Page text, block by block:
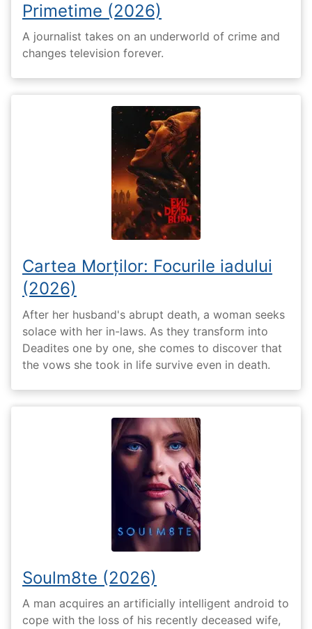
Primetime (2026)
A journalist takes on an underworld of crime and
changes television forever.
Cartea Morților: Focurile iadului
(2026)
After her husband's abrupt death, a woman seeks
solace with her in-laws. As they transform into
Deadites one by one, she comes to discover that
the vows she took in life survive even in death.
Soulm8te (2026)
A man acquires an artificially intelligent android to
cope with the loss of his recently deceased wife,